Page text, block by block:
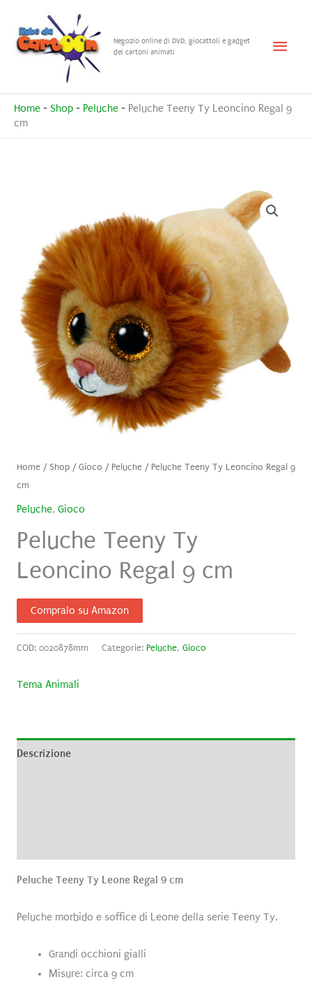
contenuto
Negozio online di DVD, giocattoli e gadget
dei cartoni animati
Menu
Home - Shop - Peluche - Peluche Teeny Ty Leoncino Regal 9
cm
Home/ Shop/Gioco / Peluche/ Peluche Teeny Ty Leoncino Regal 9
cm
Peluche, Gioco
Peluche Teeny Ty
Leoncino Regal 9 cm
Compralo su Amazon
COD: 0020878mm Categorie: Peluche, Gioco
Tema Animali
Descrizione
Peluche Teeny Ty Leone Regal 9 cm
Peluche morbido e soffice di Leone della serie Teeny Ty.
Grandi occhioni gialli
Misure: circa 9 cm